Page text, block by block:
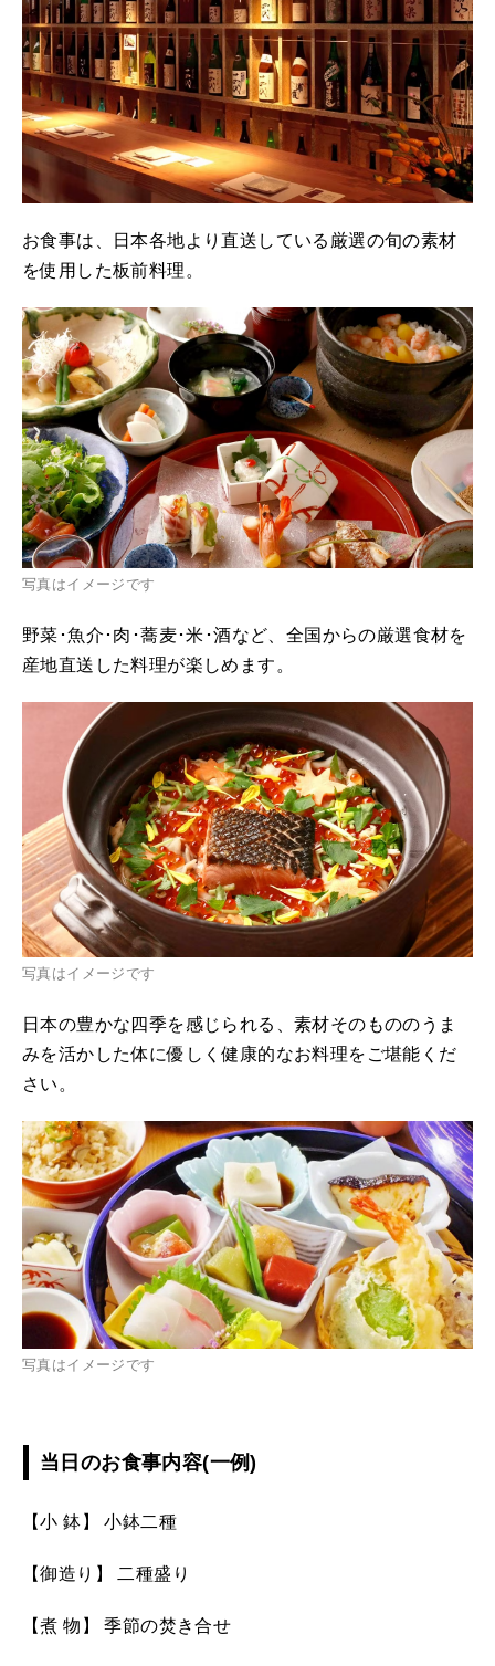
お食事は、日本各地より直送している厳選の旬の素材
を使用した板前料理。
写真はイメージです
野菜･魚介･肉･蕎麦･米･酒など、全国からの厳選食材を
産地直送した料理が楽しめます。
写真はイメージです
日本の豊かな四季を感じられる、素材そのもののうま
みを活かした体に優しく健康的なお料理をご堪能くだ
さい。
写真はイメージです
当日のお食事内容(一例)
【小 鉢】 小鉢二種
【御造り】 二種盛り
【煮 物】 季節の焚き合せ